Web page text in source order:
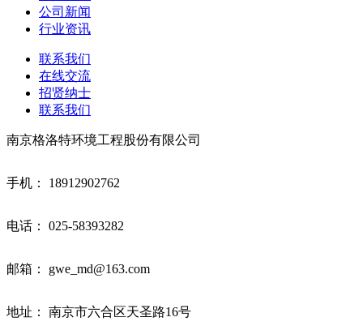
公司新闻
行业资讯
联系我们
在线交流
招贤纳士
联系我们
南京格洛特环境工程股份有限公司
手机： 18912902762
电话： 025-58393282
邮箱： gwe_md@163.com
地址： 南京市六合区天圣路16号